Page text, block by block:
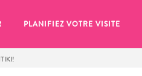
PLANIFIEZ VOTRE VISITE